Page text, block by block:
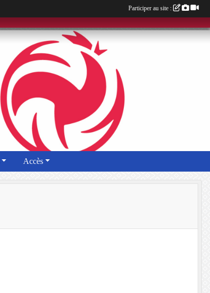
Accès
Participer au site :